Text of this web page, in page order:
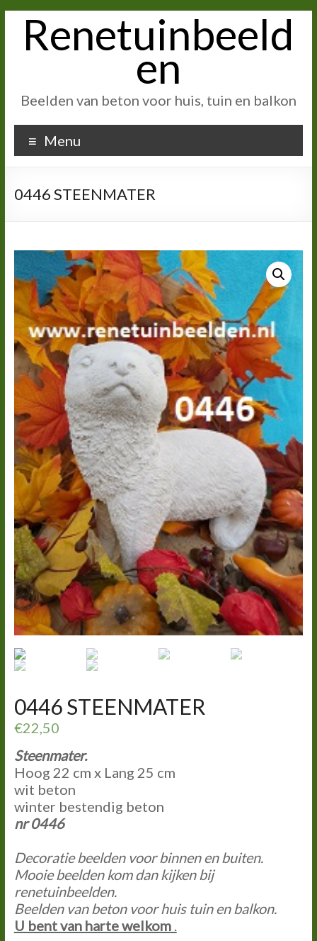
inhoudRenetuinbeeld
en
Beelden van beton voor huis, tuin en balkon
Menu
0446 STEENMATER
0446 STEENMATER
€22,50
Steenmater.
Hoog 22 cm x Lang 25 cm
wit beton
winter bestendig beton
nr 0446
Decoratie beelden voor binnen en buiten.
Mooie beelden kom dan kijken bij
renetuinbeelden.
Beelden van beton voor huis tuin en balkon.
U bent van harte welkom.